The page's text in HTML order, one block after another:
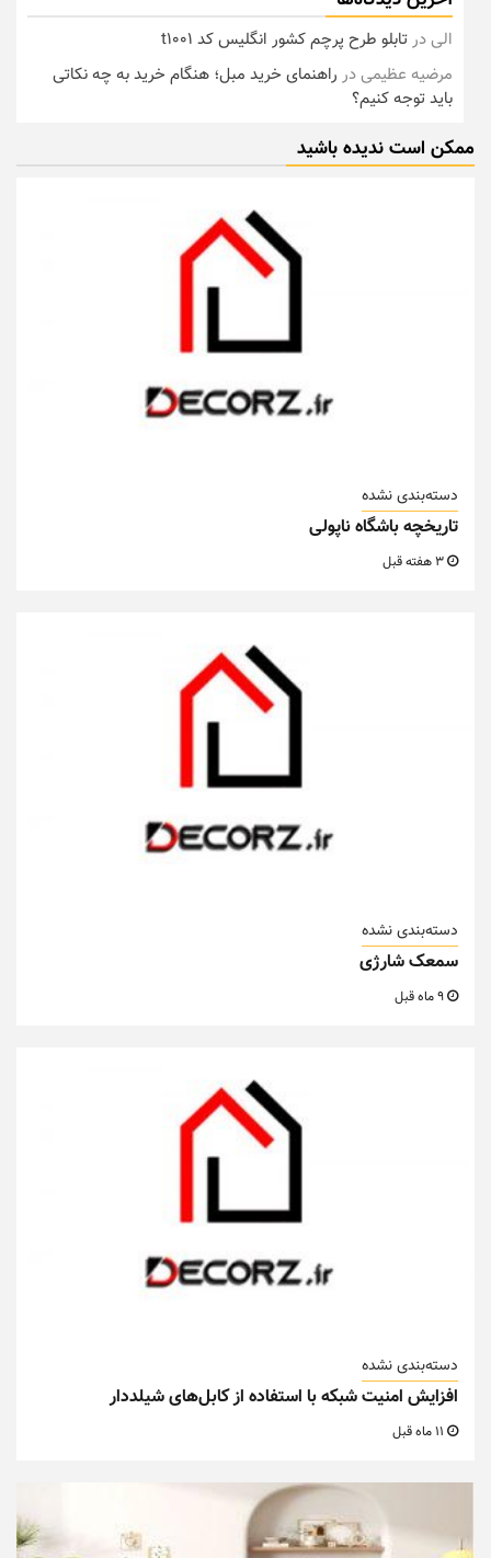
الیدرتابلو طرح پرچم کشور انگلیس کد t1001
مرضیه عظیمیدر راهنمای خرید مبل؛ هنگام خرید به چه نکاتی
باید توجه کنیم؟
ممکن است ندیده باشید
دسته‌بندی نشده
تاریخچه باشگاه ناپولی
دسته‌بندی نشده
سمعک شارژی
دسته‌بندی نشده
افزایش امنیت شبکه با استفاده از کابل‌های شیلددار